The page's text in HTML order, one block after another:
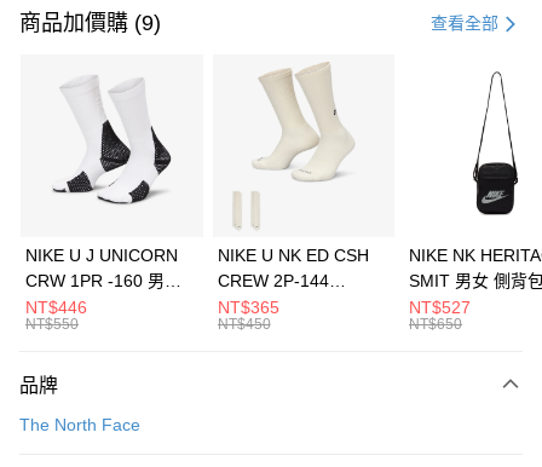
信用卡一次付款
3 期 0 利率 每期 21家銀行
合作金庫商業銀行
第一商業銀行
華南商業銀行
彰化商業銀行
上海商業儲蓄銀行
元大商業銀行
台灣樂天信用卡公司
Apple Pay
全盈+PAY
AFTEE先享後付
【關於「AFTEE先享後付」】
便利好安心！
運送方式
商品加價購 (9) 查看全部
NIKE U J UNICORN
CRW 1PR -160 男女
中統襪 FZ3393100
NT$446
NT$550
NIKE U NK ED CSH
CREW 2P-144
EMBRDY 男女 短統襪
FZ3073133
NT$365
NT$450
NIKE NK
SMIT 男女 側背
BA5871010
NT$527
NT$650
品牌
The North Face